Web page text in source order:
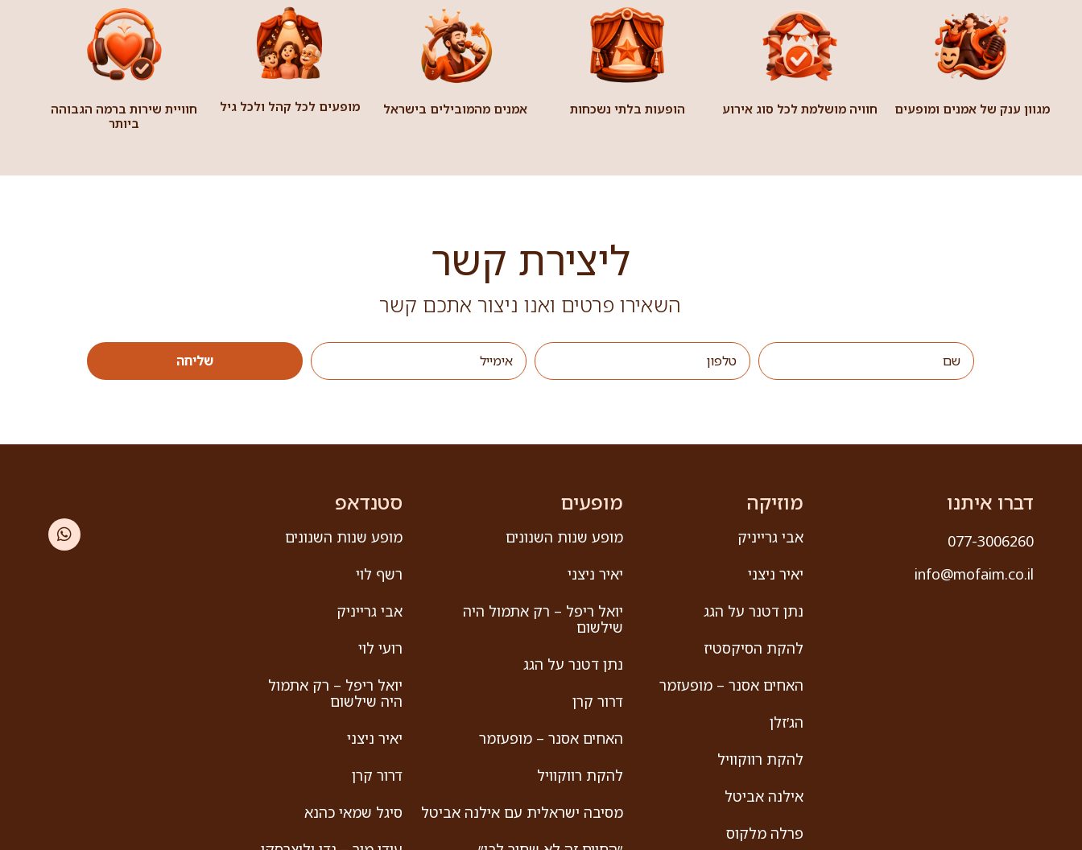
מגוון ענק של אמנים ומופעים חוויה מושלמת לכל סוג אירוע הופעות בלתי נשכחות אמנים מהמובילים בישראל מופעים לכל קהל ולכל גיל
חוויית שירות ברמה הגבוהה
ביותר
ליצירת קשר
השאירו פרטים ואנו ניצור אתכם קשר
שליחה
דברו איתנו
077-3006260
info@mofaim.co.il
מוזיקה
אבי גרייניק
יאיר ניצני
נתן דטנר על הגג
להקת הסיקסטיז
האחים אסנר – מופעזמר
הג′זלן
להקת רווקוויל
אילנה אביטל
פרלה מלקוס
מופעים
מופע שנות השנונים
יאיר ניצני
יואל ריפל – רק אתמול היה
שילשום
נתן דטנר על הגג
דרור קרן
האחים אסנר – מופעזמר
להקת רווקוויל
מסיבה ישראלית עם אילנה אביטל
סטנדאפ
מופע שנות השנונים
רשף לוי
אבי גרייניק
רועי לוי
יואל ריפל – רק אתמול
היה שילשום
יאיר ניצני
דרור קרן
סיגל שמאי כהנא